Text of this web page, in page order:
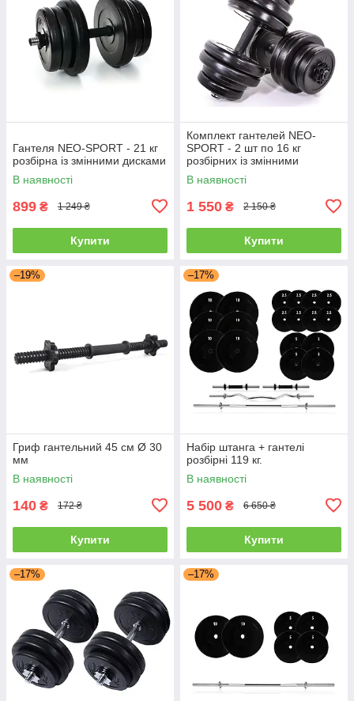
Гантеля NEO-SPORT - 21 кг
розбірна із змінними дисками
В наявності
899 ₴ 1 249 ₴
Купити
Комплект гантелей NEO-
SPORT - 2 шт по 16 кг
розбірних із змінними
дисками
В наявності
1 550 ₴ 2 150 ₴
Купити
–19%
Гриф гантельний 45 см Ø 30
мм
В наявності
140 ₴ 172 ₴
Купити
–17%
Набір штанга + гантелі
розбірні 119 кг.
В наявності
5 500 ₴ 6 650 ₴
Купити
–17% –17%